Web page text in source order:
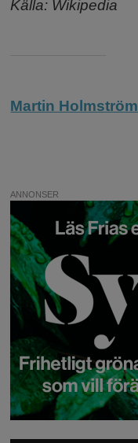
Källa: Wikipedia
Martin Holmström
ANNONSER